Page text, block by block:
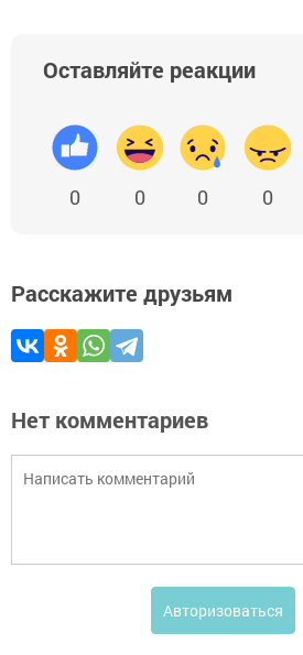
Оставляйте реакции
0 0 0 0
Расскажите друзьям
Нет комментариев
Авторизоваться